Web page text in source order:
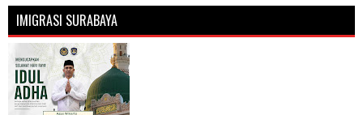
IMIGRASI SURABAYA